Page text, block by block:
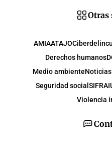
Otras
AMIAATAJO
Derechos humanos
Medio ambienteNoticias
Seguridad social SIFRAI
Violencia